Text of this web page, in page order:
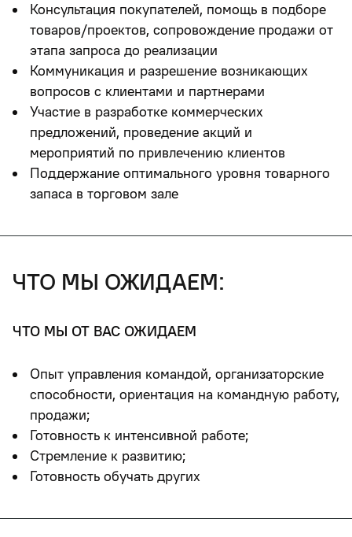
Консультация покупателей, помощь в подборе
товаров/проектов, сопровождение продажи от
этапа запроса до реализации
Коммуникация и разрешение возникающих
вопросов с клиентами и партнерами
Участие в разработке коммерческих
предложений, проведение акций и
мероприятий по привлечению клиентов
Поддержание оптимального уровня товарного
запаса в торговом зале
что мы ожидаем:
ЧТО МЫ ОТ ВАС ОЖИДАЕМ
Опыт управления командой, организаторские
способности, ориентация на командную работу,
продажи;
Готовность к интенсивной работе;
Стремление к развитию;
Готовность обучать других